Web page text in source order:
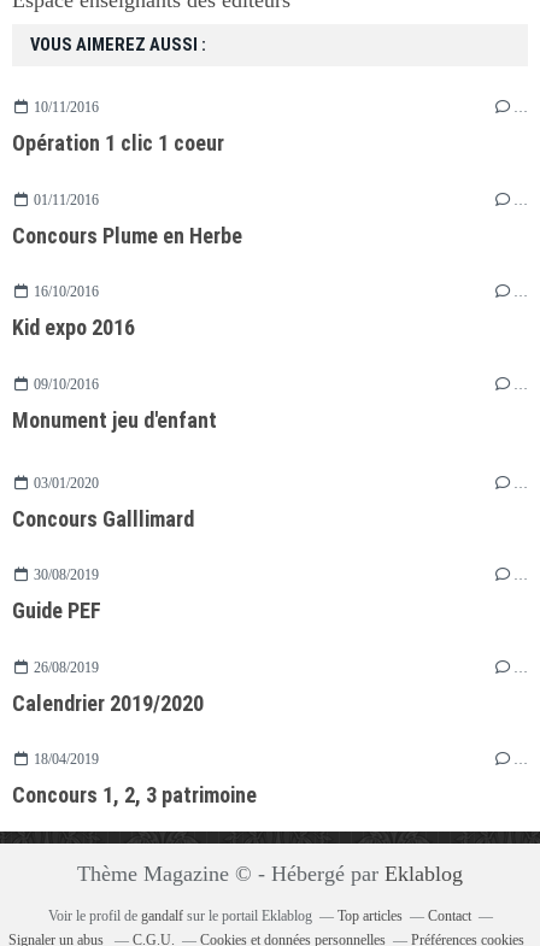
VOUS AIMEREZ AUSSI :
10/11/2016 …
Opération 1 clic 1 coeur
01/11/2016
Concours Plume en Herbe
16/10/2016 …
Kid expo 2016
09/10/2016
Monument jeu d'enfant
03/01/2020 …
Concours Galllimard
30/08/2019 …
Guide PEF
26/08/2019
Calendrier 2019/2020
18/04/2019 …
Concours 1, 2, 3 patrimoine
Thème Magazine © - Hébergé par Eklablog
Voir le profil de gandalfsur le portail Eklablog Top articles
Contact
Signaler un abus
C.G.U. Cookies et données personnelles Préférences cookies